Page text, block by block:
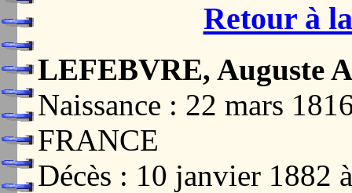
Retour à
LEFEBVRE, Auguste
Naissance : 22 mars
FRANCE
Décès : 10 janvier